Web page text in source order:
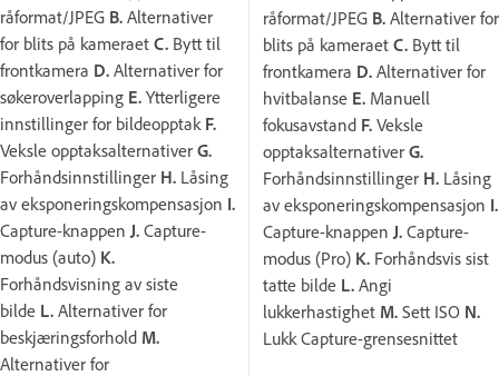
råformat/JPEG B. Alternativer
for blits på kameraet C. Bytt til
frontkamera D. Alternativer for
søkeroverlapping E. Ytterligere
innstillinger for bildeopptak F.
Veksle opptaksalternativer G.
Forhåndsinnstillinger H. Låsing
av eksponeringskompensasjon I.
Capture-knappen J. Capture-
modus (auto) K.
Forhåndsvisning av siste
bilde L. Alternativer for
beskjæringsforhold M.
Alternativer for
råformat/JPEG B. Alternativer for
blits på kameraet C. Bytt til
frontkamera D. Alternativer for
hvitbalanse E. Manuell
fokusavstand F. Veksle
opptaksalternativer G.
Forhåndsinnstillinger H. Låsing
av eksponeringskompensasjon I.
Capture-knappenJ. Capture-
modus (Pro) K. Forhåndsvis sist
tatte bilde L. Angi
lukkerhastighet M. Sett ISO N.
Lukk Capture-grensesnittet